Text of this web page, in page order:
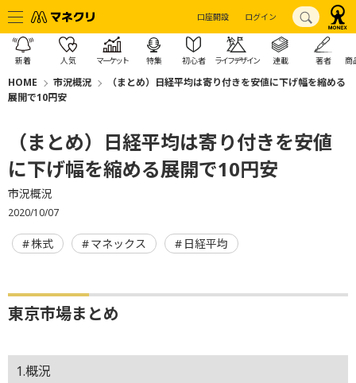
口座開設 ログイン
新着 人気 マーケット 特集 初心者 ライフデザイン 連載 著者 商
HOME 市況概況
（まとめ）日経平均は寄り付きを安値に下げ幅を縮める
展開で10円安
（まとめ）日経平均は寄り付きを安値
に下げ幅を縮める展開で10円安
市況概況
2020/10/07
株式 マネックス 日経平均
東京市場まとめ
1.概況